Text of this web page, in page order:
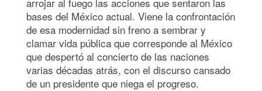
bases del México actual. Viene la confrontación
de esa modernidad sin freno a sembrar y
clamar vida pública que corresponde al México
que despertó al concierto de las naciones
varias décadas atrás, con el discurso cansado
de un presidente que niega el progreso.